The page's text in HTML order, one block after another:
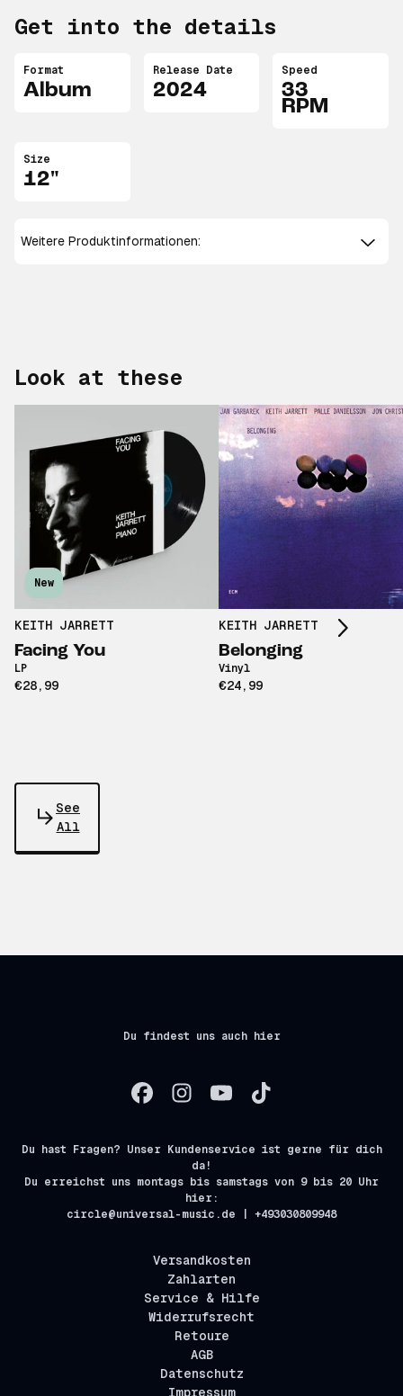
Get into the details
Format
Album
Release Date
2024
Speed
33
RPM
Size
12"
Weitere Produktinformationen:
Look at these
New
KEITH JARRETT
Facing You
LP
€28,99
KEITH JARRETT
Belonging
Vinyl
€24,99
Scroll right
See
All
Du findest uns auch hier
Du hast Fragen? Unser Kundenservice ist gerne für dich
da!
Du erreichst uns montags bis samstags von 9 bis 20 Uhr
hier:
circle@universal-music.de | +493030809948
Versandkosten
Zahlarten
Service & Hilfe
Widerrufsrecht
Retoure
AGB
Datenschutz
Impressum